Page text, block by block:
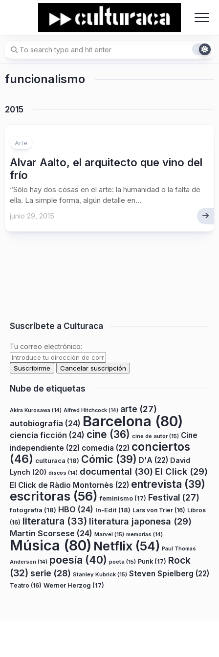
funcionalismo
2015
Arte
Alvar Aalto, el arquitecto que vino del
frío
“Sólo hay dos cosas en el arte: la humanidad o la falta de
ella. La simple forma, algún detalle en...
junio 29, 2015
Suscríbete a Culturaca
Tu correo electrónico:
Nube de etiquetas
Akira Kurosawa (14) Alfred Hitchcock (14) arte (27)
autobiografía (24) Barcelona (80)
ciencia ficción (24) cine (36) cine de autor(15) Cine
independiente (22) comedia (22) conciertos
(46) culturaca (18) Cómic (39) D'A (22) David
Lynch (20) discos (14) documental (30) El Click (29)
El Click de Ràdio Montornès (22) entrevista (39)
escritoras (56) feminismo (17) Festival (27)
fotografía (18) HBO (24) In-Edit (18) Lars von Trier (16) Libros
(16) literatura (33) literatura japonesa (29)
Martin Scorsese (24) Marvel (15) memorias (14)
Música (80) Netflix (54) Paul Thomas
Anderson (14) poesía (40) poeta (15) Punk (17) Rock
(32) serie (28) Stanley Kubrick (15) Steven Spielberg (22)
Teatro (16) Werner Herzog (17)